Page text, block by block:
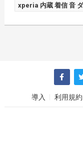
xperia 内蔵 着信 音
導入 利用規約